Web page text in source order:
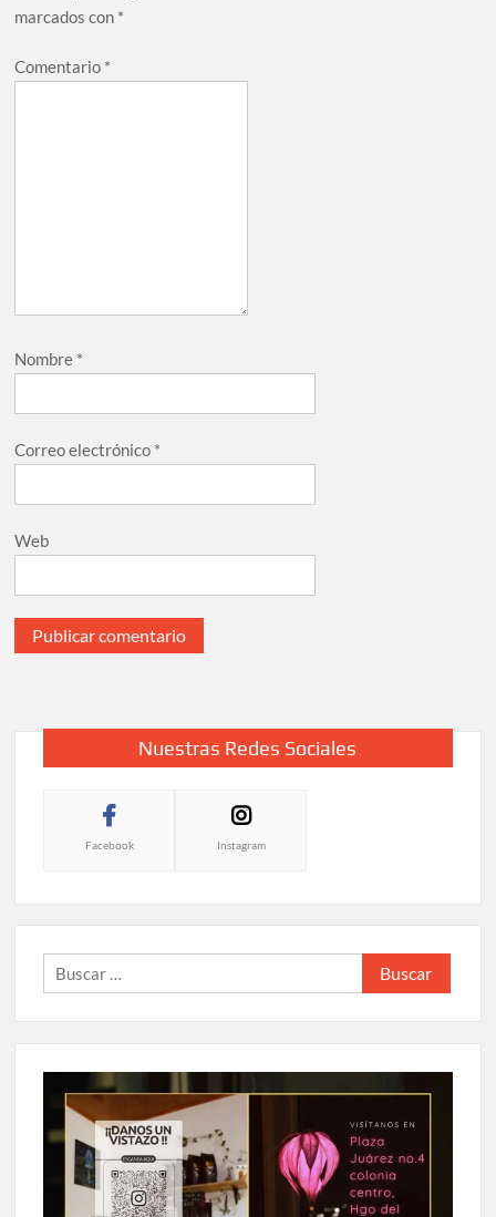
marcados con *
Comentario *
Nombre *
Correo electrónico *
Web
Nuestras Redes Sociales
Facebook Instagram